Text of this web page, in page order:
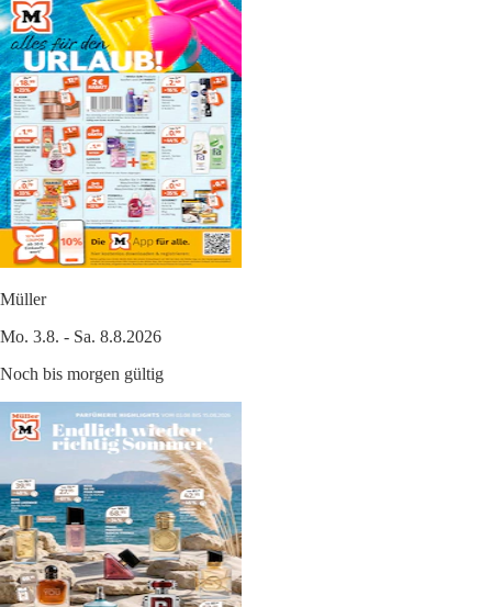
Müller
Mo. 3.8. - Sa. 8.8.2026
Noch bis morgen gültig